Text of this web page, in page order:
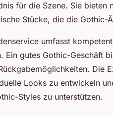
für die Szene. Sie bieten
Stücke, die die
umfasst
Ein gutes Gothic-Geschäft
Die
Looks zu entwickeln
Styles zu unterstützen.